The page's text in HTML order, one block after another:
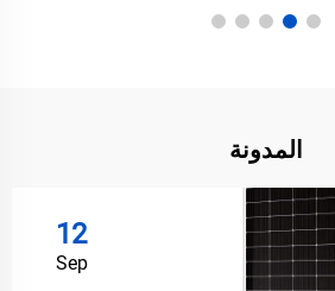
المدونة
12
Sep